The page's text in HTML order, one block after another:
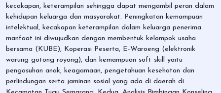
kecakapan, keterampilan sehingga dapat mengambil peran dalam
kehidupan keluarga dan masyarakat. Peningkatan kemampuan
intelektual, kecakapan keterampilan dalam keluarga penerima
manfaat ini diwujudkan dengan membentuk kelompok usaha
bersama (KUBE), Koperasi Peserta, E-Waroeng (elektronik
warung gotong royong), dan kemampuan soft skill yaitu
pengasuhan anak, keagamaan, pengetahuan kesehatan dan
perlindungan serta jaminan sosial yang ada di daerah di